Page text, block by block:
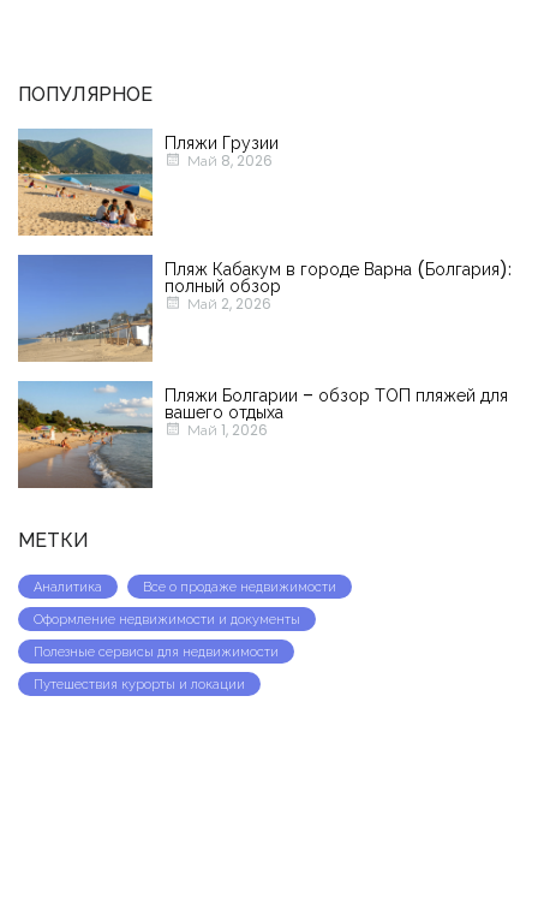
ПОПУЛЯРНОЕ
Пляжи Грузии
Май 8, 2026
Пляж Кабакум в городе Варна (Болгария):
полный обзор
Май 2, 2026
Пляжи Болгарии – обзор ТОП пляжей для
вашего отдыха
Май 1, 2026
МЕТКИ
Аналитика
Все о продаже недвижимости
Оформление недвижимости и документы
Полезные сервисы для недвижимости
Путешествия курорты и локации
Запомнить